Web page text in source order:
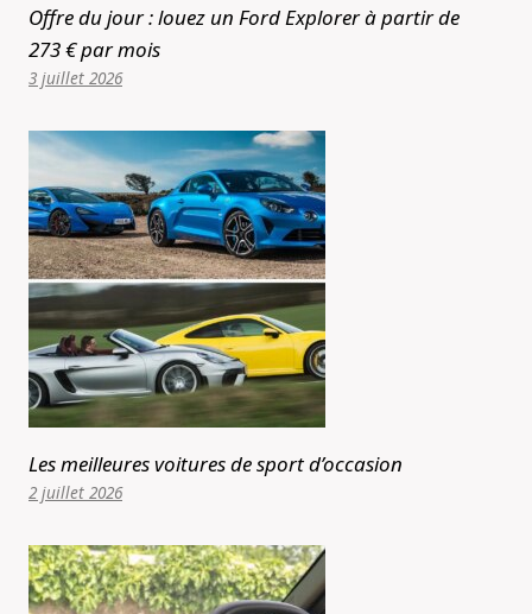
Offre du jour : louez un Ford Explorer à partir de
273 € par mois
3 juillet 2026
Les meilleures voitures de sport d’occasion
2 juillet 2026